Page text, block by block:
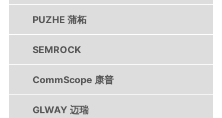
PUZHE 蒲柘
SEMROCK
CommScope 康普
GLWAY 迈瑞